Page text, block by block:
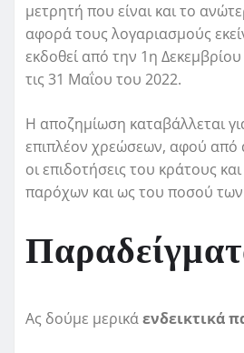
μετρητή που είναι και το
αφορά τους λογαριασμούς
εκδοθεί από την 1η
τις 31 Μαΐου του 2022.
Η αποζημίωση καταβάλλεται
επιπλέον χρεώσεων, αφού από
οι επιδοτήσεις του κράτους
παρόχων και ως του ποσού
Ας δούμε μερικάενδεικτικά